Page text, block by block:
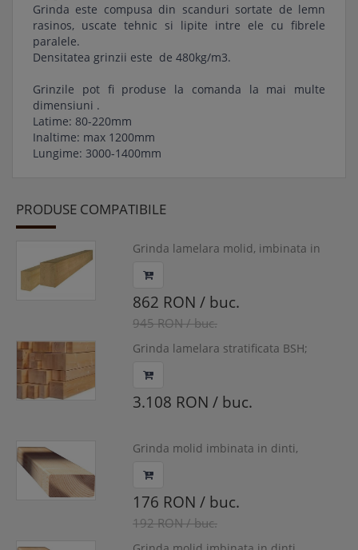
Grinda este compusa din scanduri sortate de lemn
rasinos, uscate tehnic si lipite intre ele cu fibrele
paralele.
Densitatea grinzii este de 480kg/m3.
Grinzile pot fi produse la comanda la mai multe
dimensiuni .
Latime: 80-220mm
Inaltime: max 1200mm
Lungime: 3000-1400mm
PRODUSE COMPATIBILE
Grinda lamelara molid, imbinata in
862 RON / buc.
945 RON / buc.
Grinda lamelara stratificata BSH;
180x200SW
3.108 RON / buc.
Grinda molid imbinata in dinti,
176 RON / buc.
192 RON / buc.